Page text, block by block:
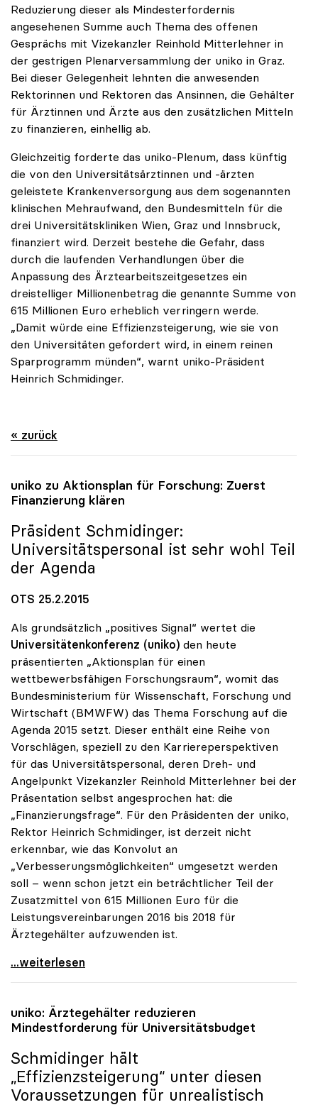
Reduzierung dieser als Mindesterfordernis
angesehenen Summe auch Thema des offenen
Gesprächs mit Vizekanzler Reinhold Mitterlehner in
der gestrigen Plenarversammlung der uniko in Graz.
Bei dieser Gelegenheit lehnten die anwesenden
Rektorinnen und Rektoren das Ansinnen, die Gehälter
für Ärztinnen und Ärzte aus den zusätzlichen Mitteln
zu finanzieren, einhellig ab.
Gleichzeitig forderte das uniko-Plenum, dass künftig
die von den Universitätsärztinnen und -ärzten
geleistete Krankenversorgung aus dem sogenannten
klinischen Mehraufwand, den Bundesmitteln für die
drei Universitätskliniken Wien, Graz und Innsbruck,
finanziert wird. Derzeit bestehe die Gefahr, dass
durch die laufenden Verhandlungen über die
Anpassung des Ärztearbeitszeitgesetzes ein
dreistelliger Millionenbetrag die genannte Summe von
615 Millionen Euro erheblich verringern werde.
„Damit würde eine Effizienzsteigerung, wie sie von
den Universitäten gefordert wird, in einem reinen
Sparprogramm münden“, warnt uniko-Präsident
Heinrich Schmidinger.
« zurück
uniko zu Aktionsplan für Forschung: Zuerst
Finanzierung klären
Präsident Schmidinger:
Universitätspersonal ist sehr wohl Teil
der Agenda
OTS 25.2.2015
Als grundsätzlich „positives Signal“ wertet die
Universitätenkonferenz (uniko) den heute
präsentierten „Aktionsplan für einen
wettbewerbsfähigen Forschungsraum“, womit das
Bundesministerium für Wissenschaft, Forschung und
Wirtschaft (BMWFW) das Thema Forschung auf die
Agenda 2015 setzt. Dieser enthält eine Reihe von
Vorschlägen, speziell zu den Karriereperspektiven
für das Universitätspersonal, deren Dreh- und
Angelpunkt Vizekanzler Reinhold Mitterlehner bei der
Präsentation selbst angesprochen hat: die
„Finanzierungsfrage“. Für den Präsidenten der uniko,
Rektor Heinrich Schmidinger, ist derzeit nicht
erkennbar, wie das Konvolut an
„Verbesserungsmöglichkeiten“ umgesetzt werden
soll – wenn schon jetzt ein beträchtlicher Teil der
Zusatzmittel von 615 Millionen Euro für die
Leistungsvereinbarungen 2016 bis 2018 für
Ärztegehälter aufzuwenden ist.
uniko zu Aktionsplan für Forschung: Zuerst
...weiterlesen
uniko: Ärztegehälter reduzieren
Mindestforderung für Universitätsbudget
Schmidinger hält
„Effizienzsteigerung“ unter diesen
Voraussetzungen für unrealistisch